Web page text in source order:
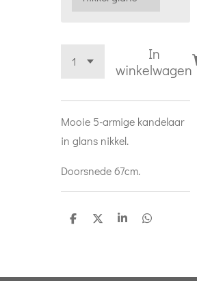
In
winkelwagen
Mooie 5-armige kandelaar
in glans nikkel.
Doorsnede 67cm.
D
D
S
D